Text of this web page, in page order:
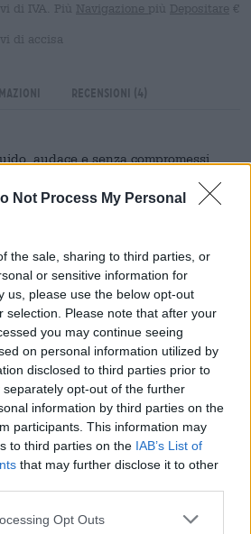
Not Process My Personal
the sale, sharing to third parties, or
or sensitive information for
us, please use the below opt-out
selection. Please note that after your
you may continue seeing
on personal information utilized by
disclosed to third parties prior to
opt-out of the further
information by third parties on the
participants. This information may
to third parties on the IAB’s List of
that may further disclose it to other
Opt Outs
di IVA. Più Navigazione più Depositare €
di accisa
Recensioni (4)
audace e senza compromessi.
conquiste dell’umanità, spesso
chi le abbia inventate esattamente.
che lo stile della birra provenga
pensano di sapere che la
bevuta in Olanda centinaia di
dire con certezza se siano stati i
o i creativi birrai di Londra
Tuttavia, questa Porter unica con
ha un sapore meraviglioso.
inglesi, gli olandesi e tutti gli altri,
Lowlander si riferisce ai "poorters", i
così. Contiene anche alcune
portuali scaricavano ogni
viaggiato a lungo e le
della città. Le merci esotiche
negli splendidi edifici